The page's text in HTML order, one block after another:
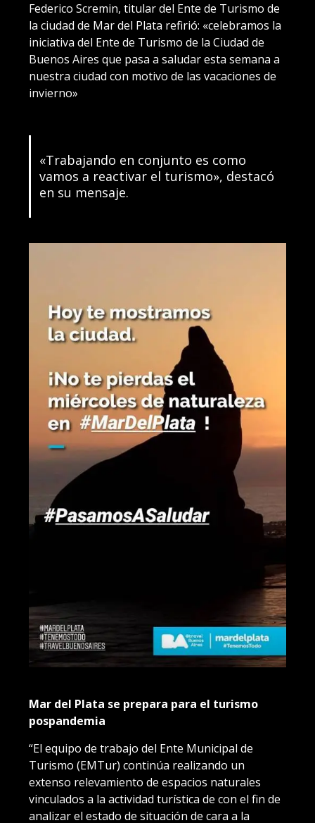
Federico Scremin, titular del Ente de Turismo de
la ciudad de Mar del Plata refirió: «celebramos la
iniciativa del Ente de Turismo de la Ciudad de
Buenos Aires que pasa a saludar esta semana a
nuestra ciudad con motivo de las vacaciones de
invierno»
«Trabajando en conjunto es como
vamos a reactivar el turismo», destacó
en su mensaje.
Mar del Plata se prepara para el turismo
pospandemia
“El equipo de trabajo del Ente Municipal de
Turismo (EMTur) continúa realizando un
extenso relevamiento de espacios naturales
vinculados a la actividad turística de con el fin de
analizar el estado de situación de cara a la